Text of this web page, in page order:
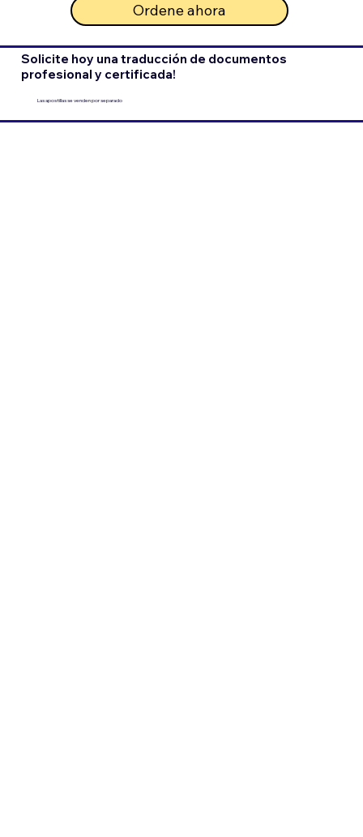
Ordene ahora
Solicite hoy una traducción de documentos
profesional y certificada!
Las apostillas se venden por separado